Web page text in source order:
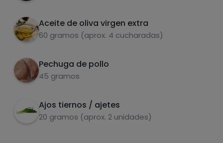
Aceite de oliva virgen extra
60 gramos (aprox. 4 cucharadas)
Pechuga de pollo
45 gramos
Ajos tiernos / ajetes
20 gramos (aprox. 2 unidades)
Hazte PLUS para ver la información nutricional
funcionalidades PLUS.